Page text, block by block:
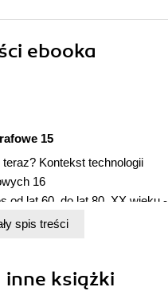
ebooka
15
teraz? Kontekst technologii
16
od lat 60. do lat 80. XX wieku
17
XXI wieku do lat 20. XXI
spis treści
inne książki